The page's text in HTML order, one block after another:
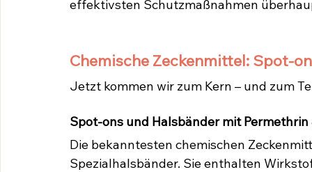
effektivsten Schutzmaßnahmen
Chemische Zeckenmittel: Spot-
Jetzt kommen wir zum Kern – und zum
Spot-ons und Halsbänder mit Permethrin
Die bekanntesten chemischen
Spezialhalsbänder. Sie enthalten